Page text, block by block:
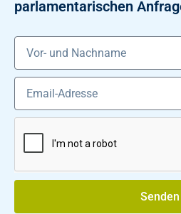
parlamentarischen
Senden